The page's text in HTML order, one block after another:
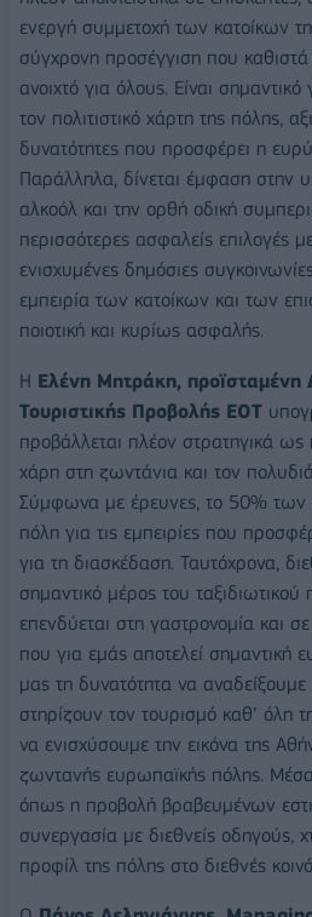
ενεργή συμμετοχή των κατοίκων
σύγχρονη προσέγγιση που καθιστά
ανοιχτό για όλους. Είναι
τον πολιτιστικό χάρτη της πόλης,
δυνατότητες που προσφέρει η
Παράλληλα, δίνεται έμφαση στην
αλκοόλ και την ορθή οδική
περισσότερες ασφαλείς επιλογές
ενισχυμένες δημόσιες
εμπειρία των κατοίκων και των
ποιοτική και κυρίως ασφαλής.
Η Ελένη Μητράκη, προϊσταμένη
Τουριστικής Προβολής ΕΟΤ
προβάλλεται πλέον στρατηγικά
χάρη στη ζωντάνια και τον
Σύμφωνα με έρευνες, το 50% των
πόλη για τις εμπειρίες που
για τη διασκέδαση. Ταυτόχρονα,
σημαντικό μέρος του
επενδύεται στη γαστρονομία και σε
που για εμάς αποτελεί σημαντική
μας τη δυνατότητα να
στηρίζουν τον τουρισμό καθ’ όλη
να ενισχύσουμε την εικόνα της
ζωντανής ευρωπαϊκής πόλης.
όπως η προβολή βραβευμένων
συνεργασία με διεθνείς οδηγούς,
προφίλ της πόλης στο διεθνές